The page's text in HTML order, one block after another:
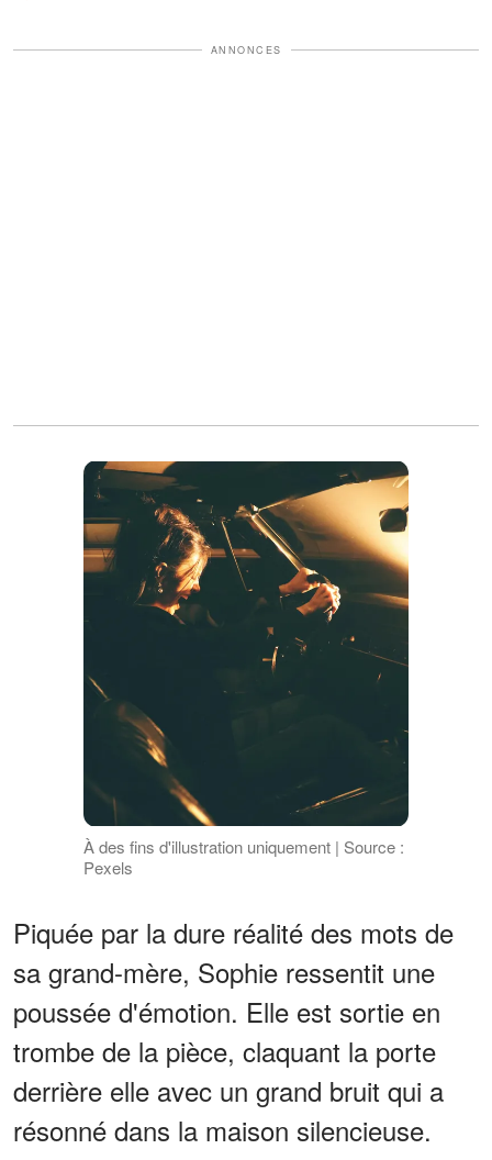
ANNONCES
À des fins d'illustration uniquement | Source :
Pexels
Piquée par la dure réalité des mots de
sa grand-mère, Sophie ressentit une
poussée d'émotion. Elle est sortie en
trombe de la pièce, claquant la porte
derrière elle avec un grand bruit qui a
résonné dans la maison silencieuse.